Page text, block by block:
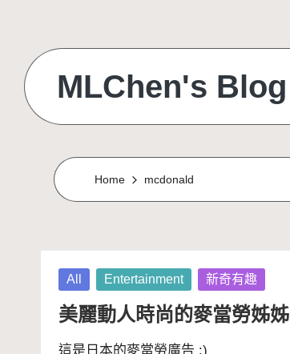
content
MLChen's Blog
Home mcdonald
Posted
in
All Entertainment 新奇有趣
美麗動人時尚的麥當勞姊姊
這是日本的麥當勞廣告 :)